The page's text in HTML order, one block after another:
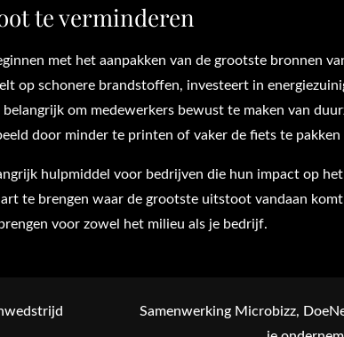
te verminderen
met het aanpakken van de grootste bronnen
op schonere brandstoffen, investeert in
om medewerkers bewust te maken van
door minder te printen of vaker de fiets te
hulpmiddel voor bedrijven die hun impact op
te brengen waar de grootste uitstoot vandaan
voor zowel het milieu als je bedrijf.
Samenwerking Microbizz,